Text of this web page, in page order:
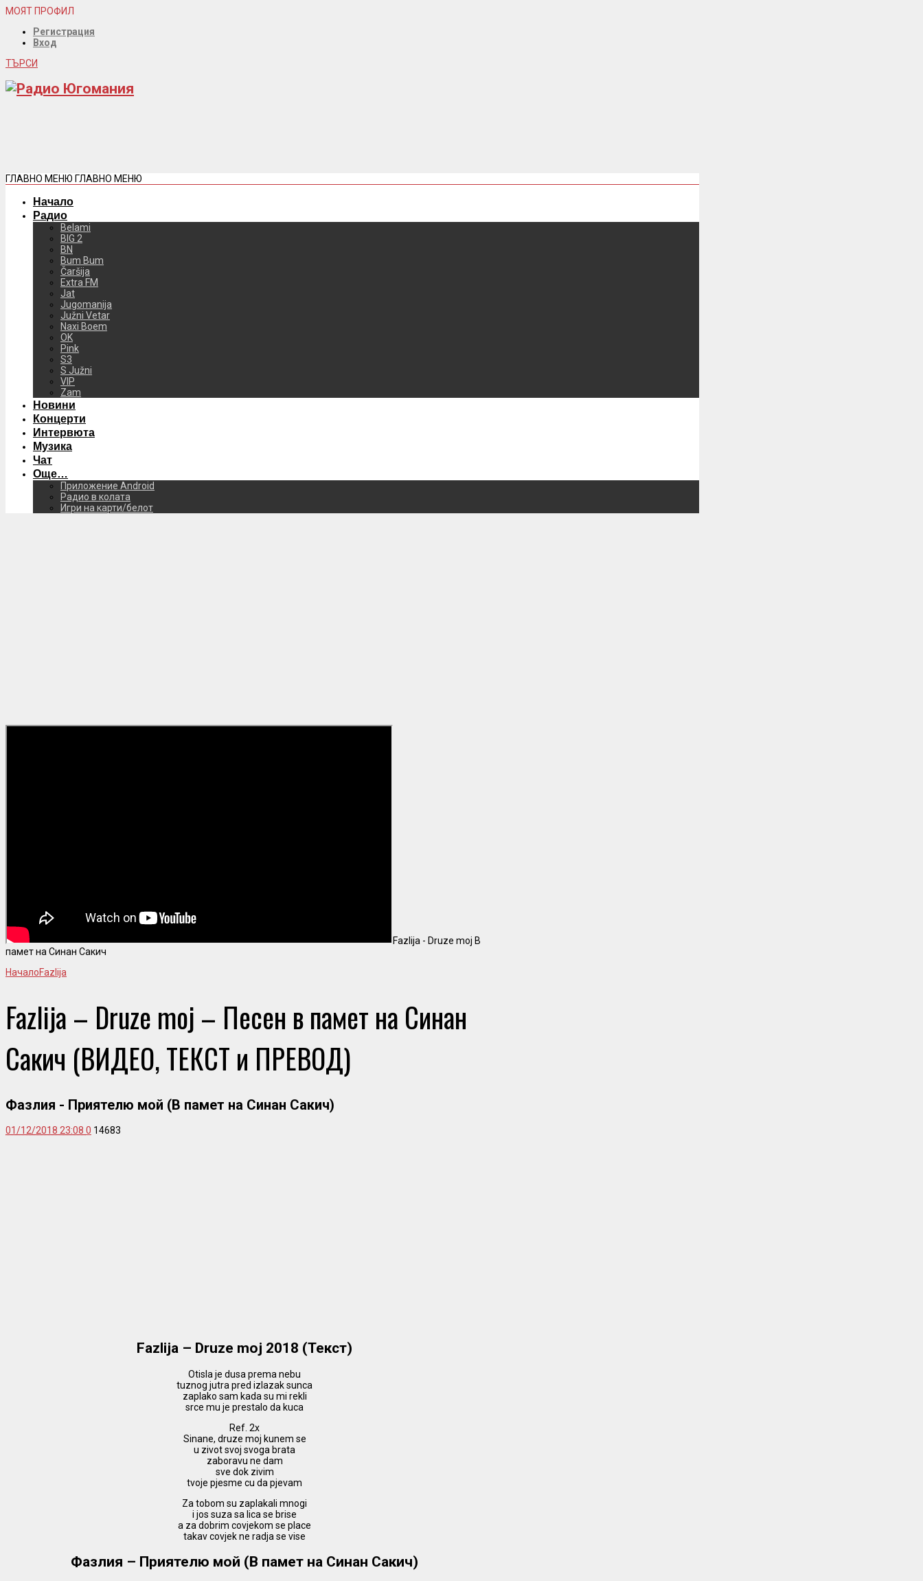
МОЯТ ПРОФИЛ
Регистрация
Вход
ТЪРСИ
ГЛАВНО МЕНЮ ГЛАВНО МЕНЮ
Начало
Радио
Belami
BIG 2
BN
Bum Bum
Čaršija
Extra FM
Jat
Jugomanija
Južni Vetar
Naxi Boem
OK
Pink
S3
S Južni
VIP
Zam
Новини
Концерти
Интервюта
Музика
Чат
Още…
Приложение Android
Радио в колата
Игри на карти/белот
Fazlija - Druze moj В
памет на Синан Сакич
НачалоFazlija
Fazlija – Druze moj – Песен в памет на Синан
Сакич (ВИДЕО, ТЕКСТ и ПРЕВОД)
Фазлия - Приятелю мой (В памет на Синан Сакич)
01/12/2018 23:08 0 14683
Fazlija – Druze moj 2018 (Текст)
Otisla je dusa prema nebu
tuznog jutra pred izlazak sunca
zaplako sam kada su mi rekli
srce mu je prestalo da kuca
Ref. 2x
Sinane, druze moj kunem se
u zivot svoj svoga brata
zaboravu ne dam
sve dok zivim
tvoje pjesme cu da pjevam
Za tobom su zaplakali mnogi
i jos suza sa lica se brise
a za dobrim covjekom se place
takav covjek ne radja se vise
Фазлия – Приятелю мой (В памет на Синан Сакич)